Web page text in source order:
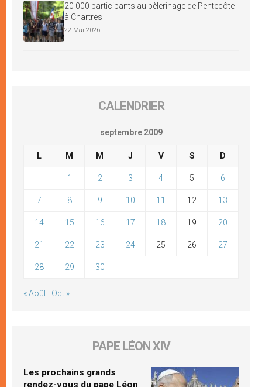
20 000 participants au pèlerinage de Pentecôte
à Chartres
22 Mai 2026
CALENDRIER
septembre 2009
L M M J V S D
1 2 3 4 5 6
7 8 9 10 11 12 13
14 15 16 17 18 19 20
21 22 23 24 25 26 27
28 29 30
« Août Oct »
PAPE LÉON XIV
Les prochains grands
rendez-vous du pape Léon